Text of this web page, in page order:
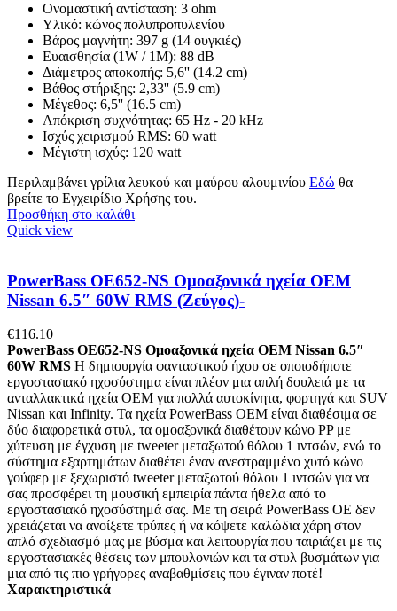
Ονομαστική αντίσταση: 3 ohm
Υλικό: κώνος πολυπροπυλενίου
Βάρος μαγνήτη: 397 g (14 ουγκιές)
Ευαισθησία (1W / 1M): 88 dB
Διάμετρος αποκοπής: 5,6'' (14.2 cm)
Βάθος στήριξης: 2,33'' (5.9 cm)
Μέγεθος: 6,5'' (16.5 cm)
Απόκριση συχνότητας: 65 Hz - 20 kHz
Ισχύς χειρισμού RMS: 60 watt
Μέγιστη ισχύς: 120 watt
Περιλαμβάνει γρίλια λευκού και μαύρου αλουμινίου Εδώ θα
βρείτε το Εγχειρίδιο Χρήσης του.
Προσθήκη στο καλάθι
Quick view
PowerBass OE652-NS Ομοαξονικά ηχεία OEM
Nissan 6.5″ 60W RMS (Ζεύγος)-
€116.10
PowerBass OE652-NS Ομοαξονικά ηχεία OEM Nissan 6.5″
60W RMS Η δημιουργία φανταστικού ήχου σε οποιοδήποτε
εργοστασιακό ηχοσύστημα είναι πλέον μια απλή δουλειά με τα
ανταλλακτικά ηχεία OEM για πολλά αυτοκίνητα, φορτηγά και SUV
Nissan και Infinity. Τα ηχεία PowerBass OEM είναι διαθέσιμα σε
δύο διαφορετικά στυλ, τα ομοαξονικά διαθέτουν κώνο PP με
χύτευση με έγχυση με tweeter μεταξωτού θόλου 1 ιντσών, ενώ το
σύστημα εξαρτημάτων διαθέτει έναν ανεστραμμένο χυτό κώνο
γούφερ με ξεχωριστό tweeter μεταξωτού θόλου 1 ιντσών για να
σας προσφέρει τη μουσική εμπειρία πάντα ήθελα από το
εργοστασιακό ηχοσύστημά σας. Με τη σειρά PowerBass OE δεν
χρειάζεται να ανοίξετε τρύπες ή να κόψετε καλώδια χάρη στον
απλό σχεδιασμό μας με βύσμα και λειτουργία που ταιριάζει με τις
εργοστασιακές θέσεις των μπουλονιών και τα στυλ βυσμάτων για
μια από τις πιο γρήγορες αναβαθμίσεις που έγιναν ποτέ!
Χαρακτηριστικά